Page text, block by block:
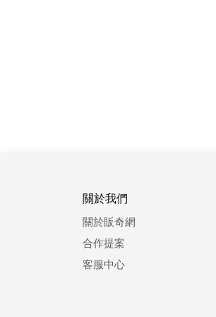
關於我們
關於販奇網
合作提案
客服中心